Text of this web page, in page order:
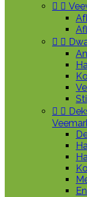
 
 
 